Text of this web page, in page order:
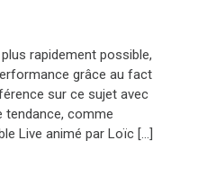
rapidement possible,
grâce au fact
sur ce sujet avec
tendance, comme
Live animé par Loïc […]